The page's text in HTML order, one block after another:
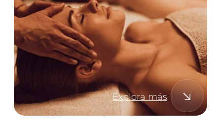
más suaves y acogedoras batas de
baño.
07:00–10:00 | Todos los días